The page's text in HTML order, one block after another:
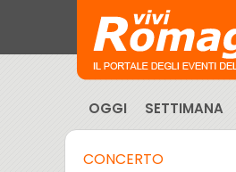
OGGI SETTIMANA
CONCERTO